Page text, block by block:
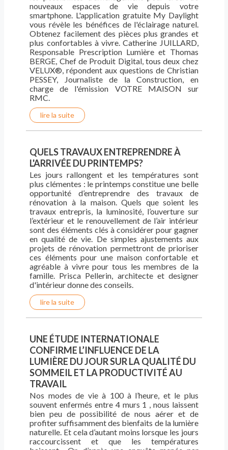
nouveaux espaces de vie depuis votre
smartphone. L'application gratuite My Daylight
vous révèle les bénéfices de l'éclairage naturel.
Obtenez facilement des pièces plus grandes et
plus confortables à vivre. Catherine JUILLARD,
Responsable Prescription Lumière et Thomas
BERGE, Chef de Produit Digital, tous deux chez
VELUX®, répondent aux questions de Christian
PESSEY, Journaliste de la Construction, en
charge de l'émission VOTRE MAISON sur
RMC.
lire la suite
QUELS TRAVAUX ENTREPRENDRE À
L'ARRIVÉE DU PRINTEMPS?
Les jours rallongent et les températures sont
plus clémentes : le printemps constitue une belle
opportunité d’entreprendre des travaux de
rénovation à la maison. Quels que soient les
travaux entrepris, la luminosité, l’ouverture sur
l’extérieur et le renouvellement de l’air intérieur
sont des éléments clés à considérer pour gagner
en qualité de vie. De simples ajustements aux
projets de rénovation permettront de prioriser
ces éléments pour une maison confortable et
agréable à vivre pour tous les membres de la
famille. Prisca Pellerin, architecte et designer
d'intérieur donne des conseils.
lire la suite
UNE ÉTUDE INTERNATIONALE
CONFIRME L’INFLUENCE DE LA
LUMIÈRE DU JOUR SUR LA QUALITÉ DU
SOMMEIL ET LA PRODUCTIVITÉ AU
TRAVAIL
Nos modes de vie à 100 à l’heure, et le plus
souvent enfermés entre 4 murs 1 , nous laissent
bien peu de possibilité de nous aérer et de
profiter suffisamment des bienfaits de la lumière
naturelle. Et cela d’autant moins lorsque les jours
raccourcissent et que les températures